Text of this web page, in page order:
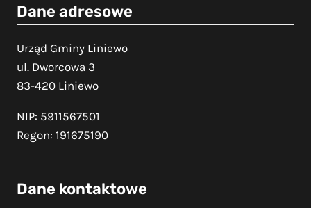
Dane adresowe
Urząd Gminy Liniewo
ul. Dworcowa 3
83-420 Liniewo
NIP: 5911567501
Regon: 191675190
Dane kontaktowe